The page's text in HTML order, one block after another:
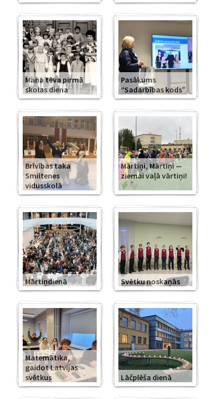
Mana tēva pirmā
skolas diena
Pasākums
“Sadarbības kods”
Brīvības taka
Smiltenes
vidusskolā
Mārtiņi, Mārtiņi —
ziemai vaļā vārtiņi!
Mārtiņdienā Svētku noskaņās
Matemātika,
gaidot Latvijas
svētkus
Lāčplēša dienā